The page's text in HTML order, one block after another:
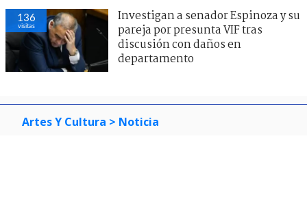
136
visitas
Investigan a senador Espinoza y su
pareja por presunta VIF tras
discusión con daños en
departamento
Artes Y Cultura > Noticia